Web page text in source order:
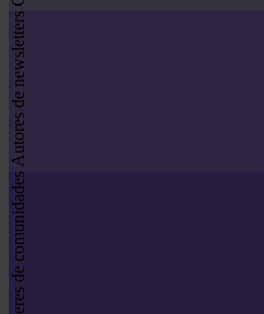
Autores de newsletters
Líderes de comunidades